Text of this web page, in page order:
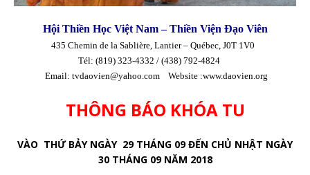
Hội Thiền Học Việt Nam – Thiền Viện Đạo Viên
435 Chemin de la Sablière, Lantier – Québec, J0T 1V0
Tél: (819) 323-4332 / (438) 792-4824
Email: tvdaovien@yahoo.com Website :www.daovien.org
THÔNG BÁO KHÓA TU
VÀO THỨ BẢY NGÀY 29 THÁNG 09 ĐẾN CHỦ NHẬT NGÀY
30 THÁNG 09 NĂM 2018